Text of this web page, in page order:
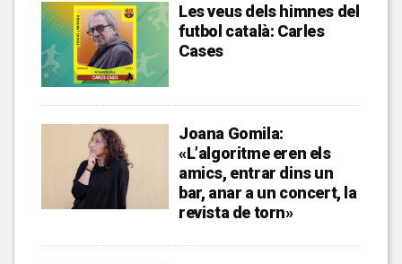
Les veus dels himnes del
futbol català: Carles
Cases
Joana Gomila:
«L’algoritme eren els
amics, entrar dins un
bar, anar a un concert, la
revista de torn»